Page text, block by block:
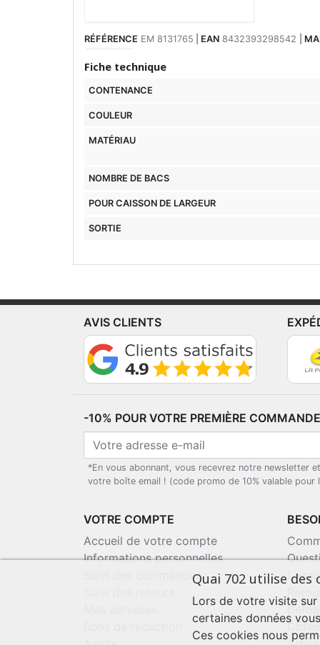
RÉFÉRENCE EM 8131765 EAN 8432393298542
Fiche technique
CONTENANCE
COULEUR
MATÉRIAU
NOMBRE DE BACS
POUR CAISSON DE LARGEUR
SORTIE
AVIS CLIENTS
-10% POUR VOTRE PREMIÈRE
*En vous abonnant, vous recevrez notre newsletter
votre boîte email ! (code promo de 10% valable pour
VOTRE COMPTE
Accueil de votre compte
Informations personnelles
Suivi des commandesQuai 702 utilise des
Lors de votre visite
certaines données
Ces cookies nous